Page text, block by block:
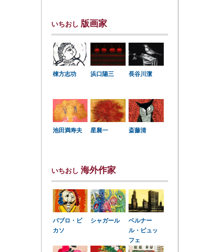
いちおし 版画家
棟方志功 浜口陽三 長谷川潔
池田満寿夫 星襄一 斎藤清
いちおし 海外作家
パブロ・ピ
カソ
シャガール
ベルナー
ル・ビュッ
フェ